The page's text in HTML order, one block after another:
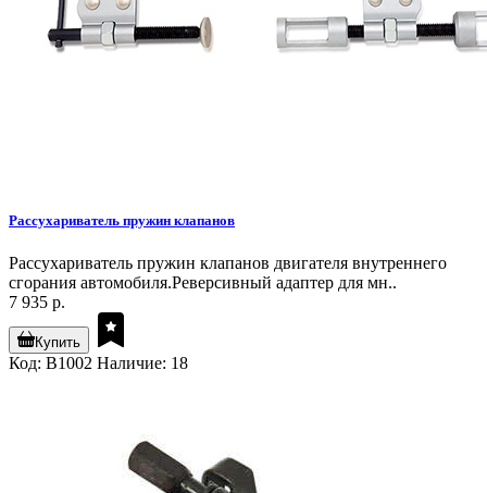
Рассухариватель пружин клапанов
Рассухариватель пружин клапанов двигателя внутреннего
сгорания автомобиля.Реверсивный адаптер для мн..
7 935 р.
Купить
Код: B1002 Наличие: 18